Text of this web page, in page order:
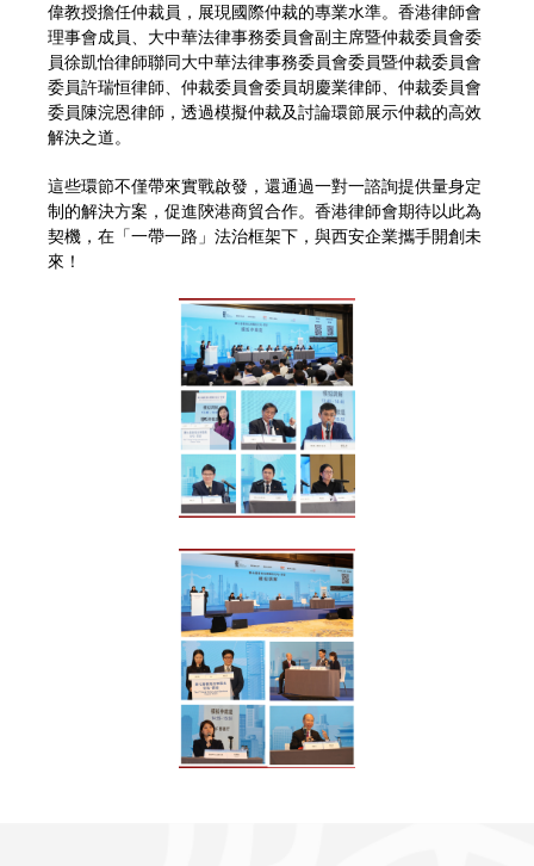
偉教授擔任仲裁員，展現國際仲裁的專業水準。香港律師會
理事會成員、大中華法律事務委員會副主席暨仲裁委員會委
員徐凱怡律師聯同大中華法律事務委員會委員暨仲裁委員會
委員許瑞恒律師、仲裁委員會委員胡慶業律師、仲裁委員會
委員陳浣恩律師，透過模擬仲裁及討論環節展示仲裁的高效
解決之道。
這些環節不僅帶來實戰啟發，還通過一對一諮詢提供量身定
制的解決方案，促進陝港商貿合作。香港律師會期待以此為
契機，在「一帶一路」法治框架下，與西安企業攜手開創未
來！